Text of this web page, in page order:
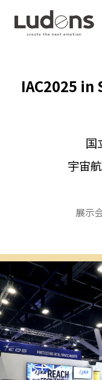
IAC2025
国
宇宙
展示